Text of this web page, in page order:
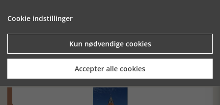
Den største samling af moselig i verden på Museum
Silkeborg Hovedgården
Cookie indstillinger
Kun nødvendige cookies
Accepter alle cookies